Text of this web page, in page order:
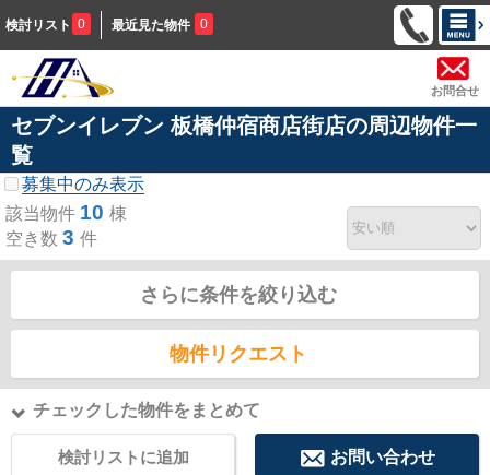
検討リスト 0 最近見た物件 0
お問合せ
セブンイレブン 板橋仲宿商店街店の周辺物件一
覧
募集中のみ表示
該当物件 10 棟
空き数 3 件
さらに条件を絞り込む
物件リクエスト
チェックした物件をまとめて
検討リストに追加 お問い合わせ